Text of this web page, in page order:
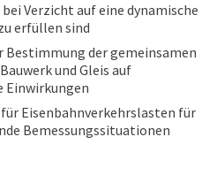
Verzicht auf eine dynamische
erfüllen sind
Bestimmung der gemeinsamen
und Gleis auf
Einwirkungen
Eisenbahnverkehrslasten für
Bemessungssituationen